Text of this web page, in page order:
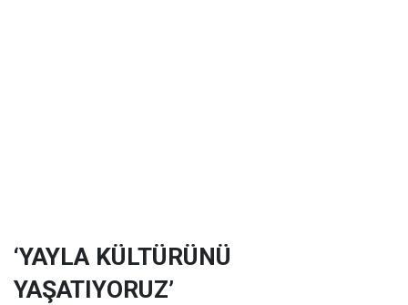
‘YAYLA KÜLTÜRÜNÜ
YAŞATIYORUZ’